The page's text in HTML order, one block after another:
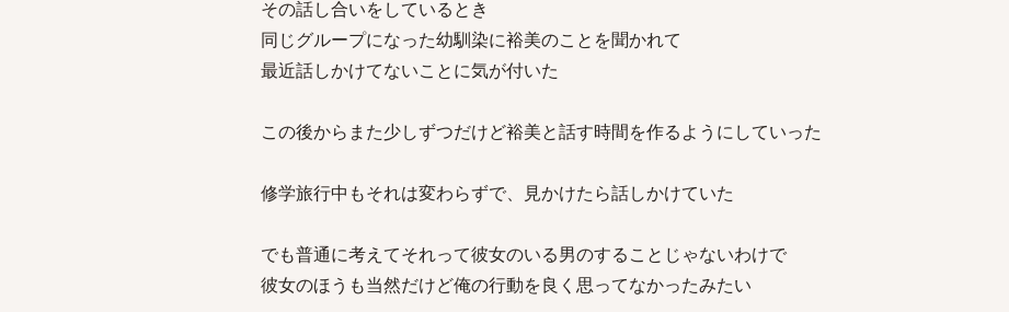
その話し合いをしているとき
同じグループになった幼馴染に裕美のことを聞かれて
最近話しかけてないことに気が付いた
この後からまた少しずつだけど裕美と話す時間を作るようにしていった
修学旅行中もそれは変わらずで、見かけたら話しかけていた
でも普通に考えてそれって彼女のいる男のすることじゃないわけで
彼女のほうも当然だけど俺の行動を良く思ってなかったみたい